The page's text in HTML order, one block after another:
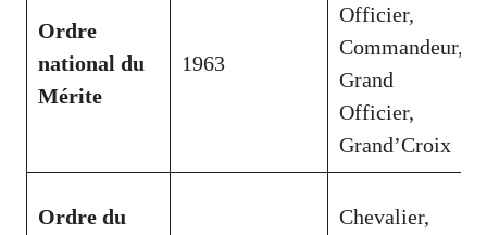
Ordre
national du
Mérite
1963
Officier,
Commandeur,
Grand
Officier,
Grand’Croix
Ordre du
Chevalier,